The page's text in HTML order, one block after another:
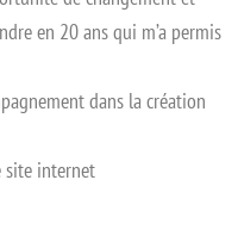
en 20 ans qui m’a permis
dans la création
site internet